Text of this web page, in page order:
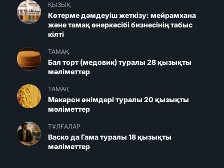
ҚЫЗЫҚ
Көтерме дәмдеуіш жеткізу: мейрамхана
және тамақ өнеркәсібі бизнесінің табыс
кілті
ТАМАҚ
Бал торт (медовик) туралы 28 қызықты
мәліметтер
ТАМАҚ
Макарон өнімдері туралы 20 қызықты
мәліметтер
ТҰЛҒАЛАР
Васко да Гама туралы 18 қызықты
мәліметтер